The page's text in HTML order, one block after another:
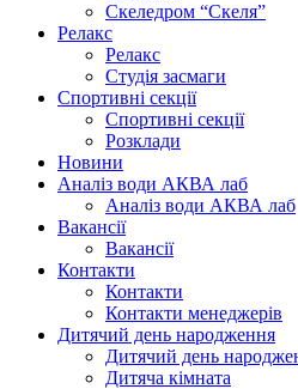
Скеледром “Скеля”
Релакс
Релакс
Студія засмаги
Спортивні секції
Спортивні секції
Розклади
Новини
Аналіз води АКВА лаб​
Аналіз води АКВА лаб​
Вакансії
Вакансії
Контакти
Контакти
Контакти менеджерів
Дитячий день народження
Дитячий день
Дитяча кімната